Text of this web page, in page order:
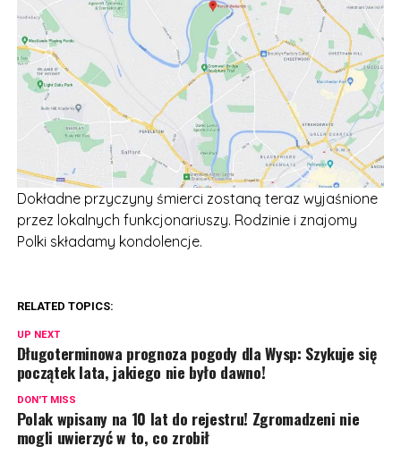
Dokładne przyczyny śmierci zostaną teraz wyjaśnione
przez lokalnych funkcjonariuszy. Rodzinie i znajomy
Polki składamy kondolencje.
RELATED TOPICS:
UP NEXT
Długoterminowa prognoza pogody dla Wysp: Szykuje się
początek lata, jakiego nie było dawno!
DON'T MISS
Polak wpisany na 10 lat do rejestru! Zgromadzeni nie
mogli uwierzyć w to, co zrobił